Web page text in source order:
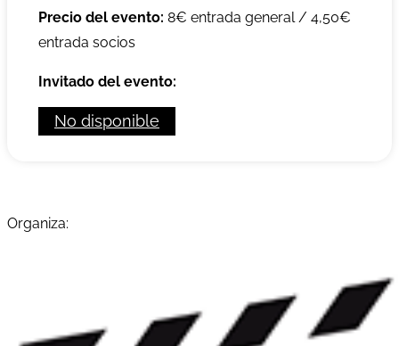
Precio del evento: 8€ entrada general / 4,50€
entrada socios
Invitado del evento:
No disponible
Organiza: